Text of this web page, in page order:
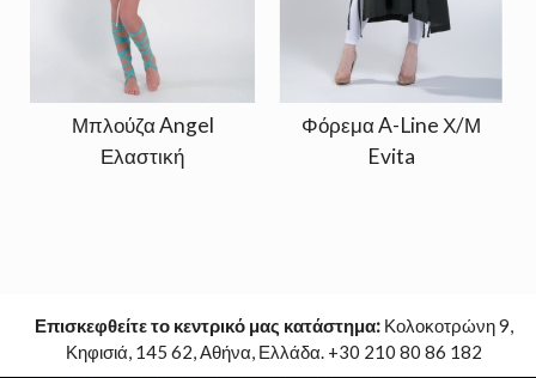
Μπλούζα Angel
Ελαστική
Φόρεμα A-Line Χ/Μ
Evita
Επισκεφθείτε το κεντρικό μας κατάστημα: Κολοκοτρώνη 9,
Κηφισιά, 145 62, Αθήνα, Ελλάδα. +30 210 80 86 182